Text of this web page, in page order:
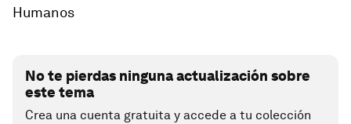
Humanos
No te pierdas ninguna actualización sobre
este tema
Crea una cuenta gratuita y accede a tu colección